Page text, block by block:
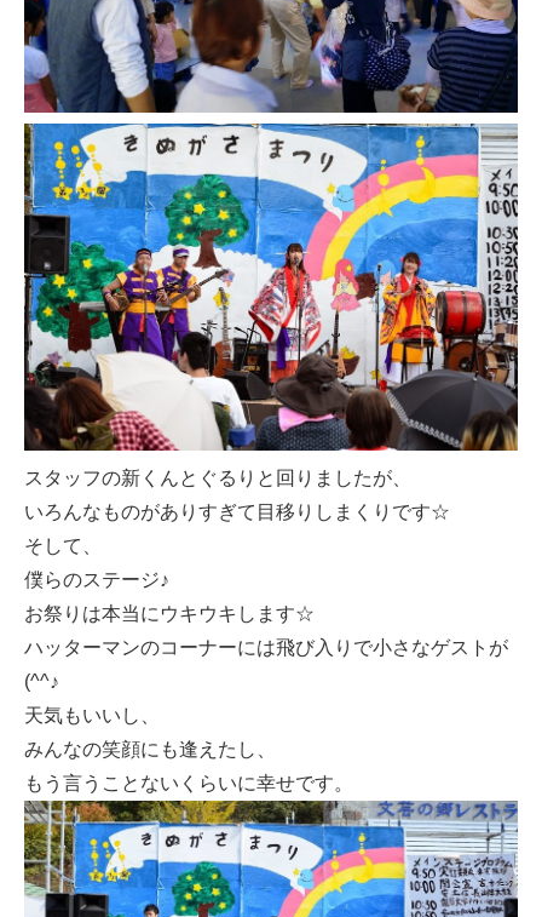
スタッフの新くんとぐるりと回りましたが、
いろんなものがありすぎて目移りしまくりです☆
そして、
僕らのステージ♪
お祭りは本当にウキウキします☆
ハッターマンのコーナーには飛び入りで小さなゲストが
(^^♪
天気もいいし、
みんなの笑顔にも逢えたし、
もう言うことないくらいに幸せです。